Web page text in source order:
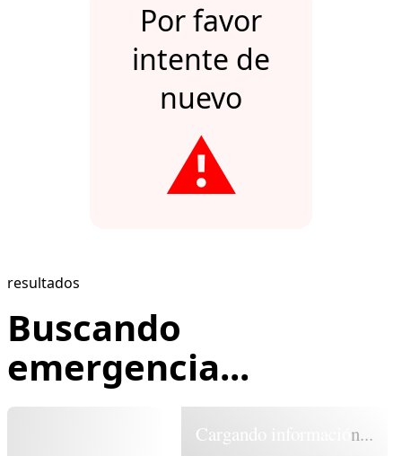
Por favor
intente de
nuevo
⚠️
resultados
Buscando
emergencia...
Cargando información...